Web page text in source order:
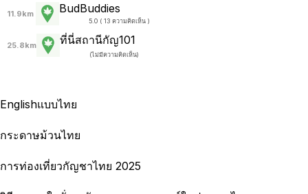
11.9km BudBuddies
5.0 ( 13 ความคิดเห็น )
25.8km ที่นี่สถานีกัญ101
(ไม่มีความคิดเห็น)
Englishแบบไทย
กระดาษม้วนไทย
การท่องเที่ยวกัญชาไทย 2025